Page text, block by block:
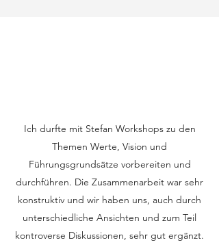
Ich durfte mit Stefan Workshops zu den
Themen Werte, Vision und
Führungsgrundsätze vorbereiten und
durchführen. Die Zusammenarbeit war sehr
konstruktiv und wir haben uns, auch durch
unterschiedliche Ansichten und zum Teil
kontroverse Diskussionen, sehr gut ergänzt.